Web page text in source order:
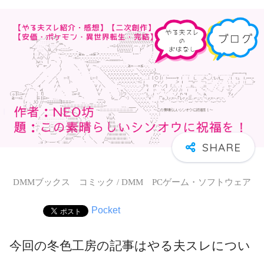
DMMブックス コミック / DMM PCゲーム・ソフトウェア
Pocket
今回の冬色工房の記事はやる夫スレについ